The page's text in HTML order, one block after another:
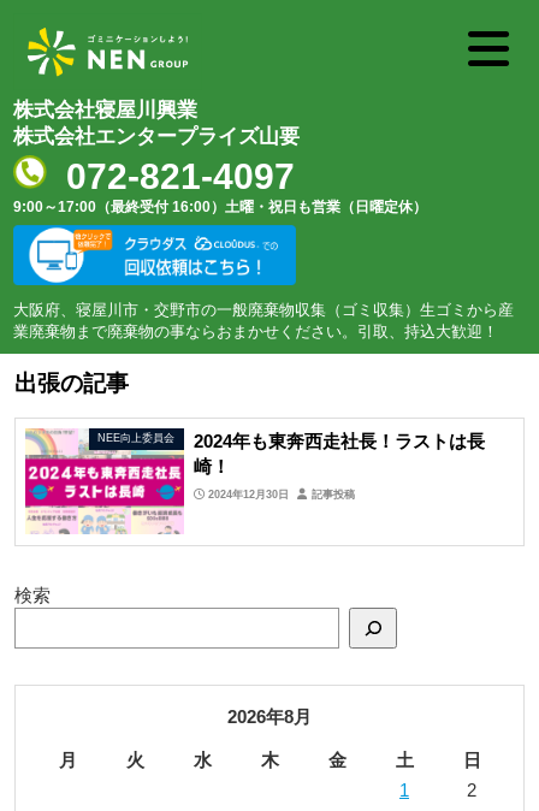
株式会社寝屋川興業
株式会社エンタープライズ山要
072-821-4097
9:00～17:00（最終受付 16:00） 土曜・祝日も営業（日曜定休）
大阪府、寝屋川市・交野市の一般廃棄物収集（ゴミ収集）生ゴミから産
業廃棄物まで廃棄物の事ならおまかせください。引取、持込大歓迎！
出張の記事
NEE向上委員会
2024年も東奔西走社長！ラストは長
崎！
2024年12月30日 記事投稿
検索
2026年8月
月 火 水 木 金 土
日
1
2